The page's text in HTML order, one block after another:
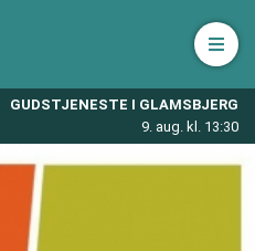
GUDSTJENESTE I GLAMSBJERG
9. aug. kl. 13:30
Åbn